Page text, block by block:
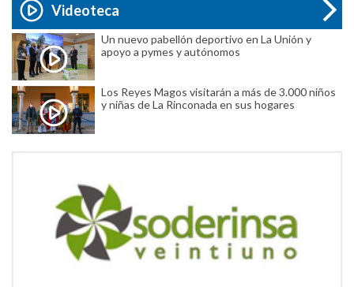
Videoteca
Un nuevo pabellón deportivo en La Unión y
apoyo a pymes y autónomos
Los Reyes Magos visitarán a más de 3.000 niños
y niñas de La Rinconada en sus hogares